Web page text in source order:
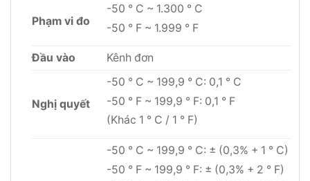
Phạm vi đo
-50 ° C ~ 1.300 ° C
-50 ° F ~ 1.999 ° F
Đầu vào Kênh đơn
Nghị quyết
-50 ° C ~ 199,9 ° C: 0,1 ° C
-50 ° F ~ 199,9 ° F: 0,1 ° F
(Khác 1 ° C / 1 ° F)
-50 ° C ~ 199,9 ° C: ± (0,3% + 1 ° C)
-50 ° F ~ 199,9 ° F: ± (0,3% + 2 ° F)